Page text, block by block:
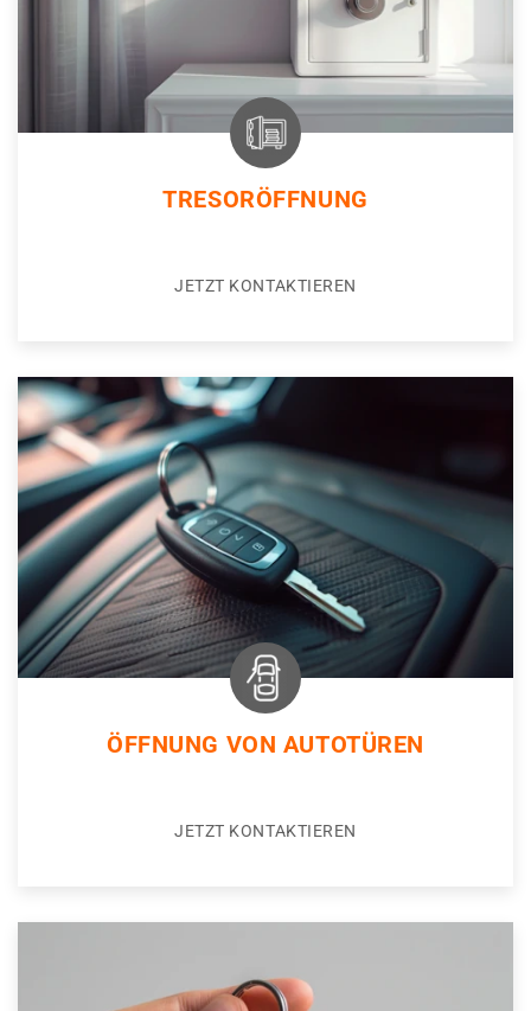
TRESORÖFFNUNG
JETZT KONTAKTIEREN
ÖFFNUNG VON AUTOTÜREN
JETZT KONTAKTIEREN